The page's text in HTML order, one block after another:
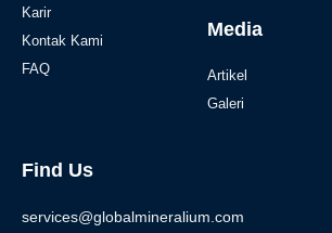
Karir
Kontak Kami
FAQ
Media
Artikel
Galeri
Find Us
services@globalmineralium.com